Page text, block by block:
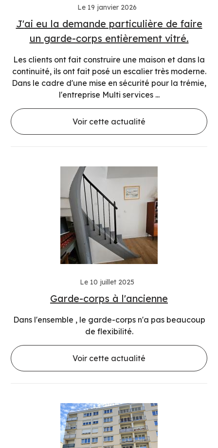
Le 19 janvier 2026
J'ai eu la demande particulière de faire
un garde-corps entièrement vitré.
Les clients ont fait construire une maison et dans la
continuité, ils ont fait posé un escalier très moderne.
Dans le cadre d'une mise en sécurité pour la trémie,
l'entreprise Multi services ...
Voir cette actualité
Le 10 juillet 2025
Garde-corps à l'ancienne
Dans l'ensemble , le garde-corps n'a pas beaucoup
de flexibilité.
Voir cette actualité